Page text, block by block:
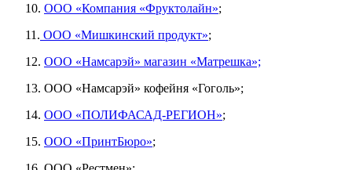
10. ООО «Компания «Фруктолайн»;
11. ООО «Мишкинский продукт»;
12. ООО «Намсарэй» магазин «Матрешка»;
13. ООО «Намсарэй» кофейня «Гоголь»;
14. ООО «ПОЛИФАСАД-РЕГИОН»;
15. ООО «ПринтБюро»;